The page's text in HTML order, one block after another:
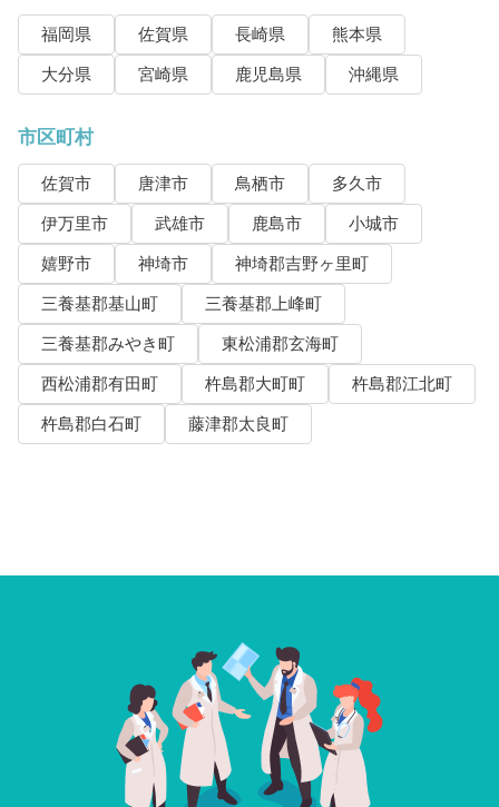
福岡県 佐賀県 長崎県
熊本県
大分県
宮崎県 鹿児島県 沖縄県
市区町村
佐賀市 唐津市 鳥栖市
多久市
伊万里市
武雄市 鹿島市
小城市
嬉野市
神埼市
神埼郡吉野ヶ里町
三養基郡基山町
三養基郡上峰町
三養基郡みやき町
東松浦郡玄海町
西松浦郡有田町
杵島郡大町町
杵島郡江北町
杵島郡白石町
藤津郡太良町